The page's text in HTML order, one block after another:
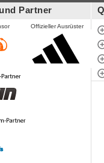
Partner
Offizieller Ausrüster